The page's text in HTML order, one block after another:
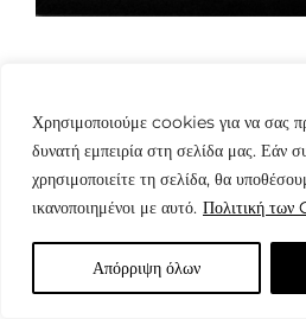
Χρησιμοποιούμε cookies για να σας
δυνατή εμπειρία στη σελίδα μας. Εάν
χρησιμοποιείτε τη σελίδα, θα
ικανοποιημένοι με αυτό. Πολιτική
Απόρριψη όλων
© Copyright: www.fotografes.gr -